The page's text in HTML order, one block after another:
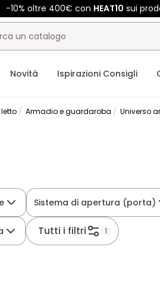
-10% oltre 400€ con HEAT10sui
Novità Ispirazioni Consigli
Armadio e guardaroba Universo
Sistema di apertura (porta)
Tutti i filtri 1